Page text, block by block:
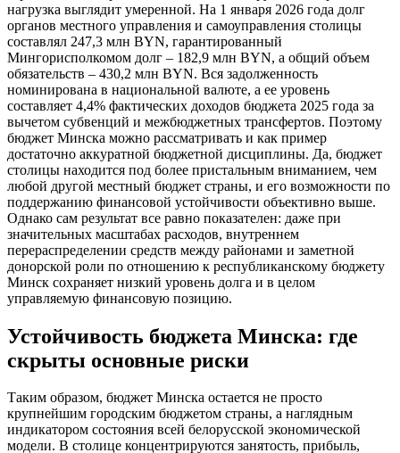
нагрузка выглядит умеренной. На 1 января 2026 года долг
органов местного управления и самоуправления столицы
составлял 247,3 млн BYN, гарантированный
Мингорисполкомом долг – 182,9 млн BYN, а общий объем
обязательств – 430,2 млн BYN. Вся задолженность
номинирована в национальной валюте, а ее уровень
составляет 4,4% фактических доходов бюджета 2025 года за
вычетом субвенций и межбюджетных трансфертов. Поэтому
бюджет Минска можно рассматривать и как пример
достаточно аккуратной бюджетной дисциплины. Да, бюджет
столицы находится под более пристальным вниманием, чем
любой другой местный бюджет страны, и его возможности по
поддержанию финансовой устойчивости объективно выше.
Однако сам результат все равно показателен: даже при
значительных масштабах расходов, внутреннем
перераспределении средств между районами и заметной
донорской роли по отношению к республиканскому бюджету
Минск сохраняет низкий уровень долга и в целом
управляемую финансовую позицию.
Устойчивость бюджета Минска: где
скрыты основные риски
Таким образом, бюджет Минска остается не просто
крупнейшим городским бюджетом страны, а наглядным
индикатором состояния всей белорусской экономической
модели. В столице концентрируются занятость, прибыль,